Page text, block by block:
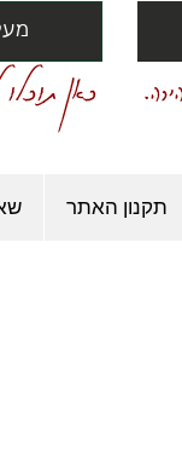
כאן
תקנון האתר